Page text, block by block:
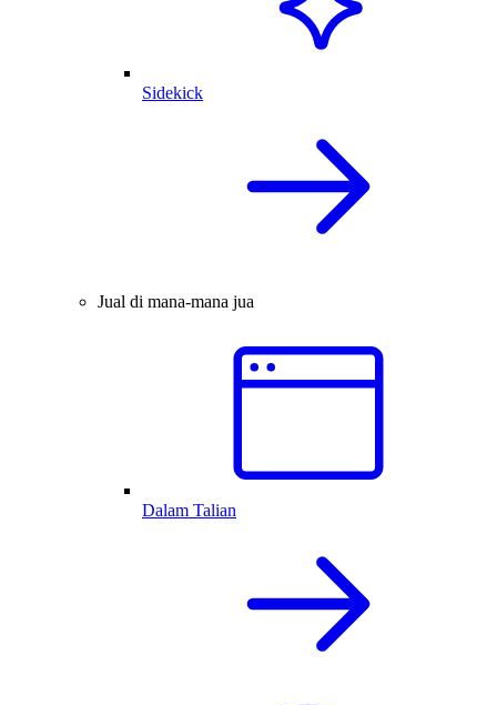
Sidekick
Jual di mana-mana jua
Dalam Talian